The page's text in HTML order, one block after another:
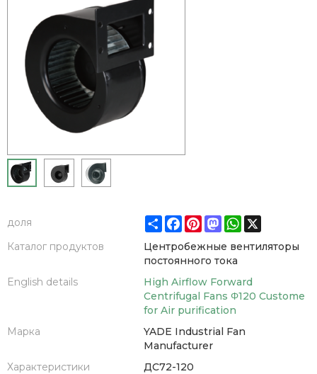
доля ShareFacebook
Pinterest
Mastodon
WhatsApp
X
Каталог продуктов
Центробежные вентиляторы
постоянного тока
English details
High Airflow Forward
Centrifugal Fans Φ120 Custome
for Air purification
Марка
YADE Industrial Fan
Manufacturer
Характеристики
ДС72-120